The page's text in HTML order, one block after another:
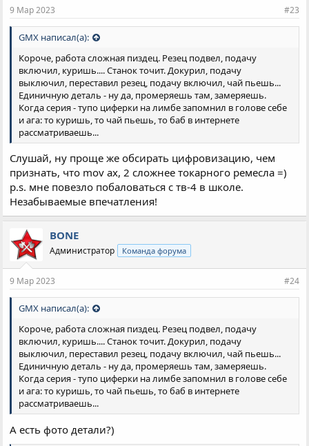
:
9 Мар 2023 #23
GMX написал(а):
Короче, работа сложная пиздец. Резец подвел, подачу
включил, куришь.... Станок точит. Докурил, подачу
выключил, переставил резец, подачу включил, чай пьешь...
Единичную деталь - ну да, промеряешь там, замеряешь.
Когда серия - тупо циферки на лимбе запомнил в голове себе
и ага: то куришь, то чай пьешь, то баб в интернете
рассматриваешь...
Слушай, ну проще же обсирать цифровизацию, чем
признать, что mov ax, 2 сложнее токарного ремесла =)
p.s. мне повезло побаловаться с тв-4 в школе.
Незабываемые впечатления!
BONE
Администратор Команда форума
9 Мар 2023 #24
GMX написал(а):
Короче, работа сложная пиздец. Резец подвел, подачу
включил, куришь.... Станок точит. Докурил, подачу
выключил, переставил резец, подачу включил, чай пьешь...
Единичную деталь - ну да, промеряешь там, замеряешь.
Когда серия - тупо циферки на лимбе запомнил в голове себе
и ага: то куришь, то чай пьешь, то баб в интернете
рассматриваешь...
А есть фото детали?)